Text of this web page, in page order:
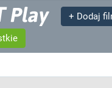
+ Dodaj